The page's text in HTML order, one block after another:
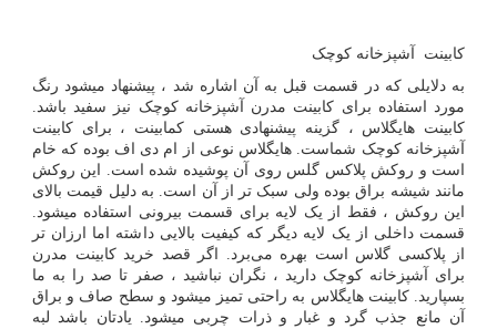
کابینت آشپزخانه کوچک
به دلایلی که در قسمت قبل به آن اشاره شد ، پیشنهاد میشود رنگ
مورد استفاده برای کابینت مدرن آشپزخانه کوچک نیز سفید باشد.
کابینت هایگلاس ، گزینه پیشنهادی هستی کمابینت ، برای کابینت
آشپزخانه کوچک شماست. هایگلاس نوعی از ام دی اف بوده که خام
است و روکش پلاکس گلس روی آن پوشیده شده است. این روکش
مانند شیشه براق بوده ولی سبک تر از آن است. به دلیل قیمت بالای
این روکش ، فقط از یک لایه برای قسمت بیرونی استفاده میشود.
قسمت داخلی از یک لایه دیگر که کیفیت بالایی داشته اما ارزان تر
از پلاکسی گلاس است بهره می‌برد. اگر قصد خرید کابینت مدرن
برای آشپزخانه کوچک دارید ، نگران نباشید ، صفر تا صد را به ما
بسپارید. کابینت هایگلاس به راحتی تمیز میشود و سطح صاف و براق
آن مانع جذب گرد و غبار و ذرات چربی میشود. یادتان باشد لبه